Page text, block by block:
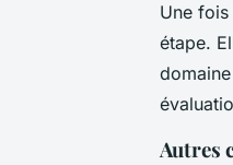
Une
étape.
Autres